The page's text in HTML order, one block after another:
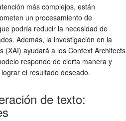
más complejos, están
un procesamiento de
podría reducir la necesidad de
Además, la investigación en la
(XAI) ayudará a los Context Architects
responde de cierta manera y
el resultado deseado.
de texto: